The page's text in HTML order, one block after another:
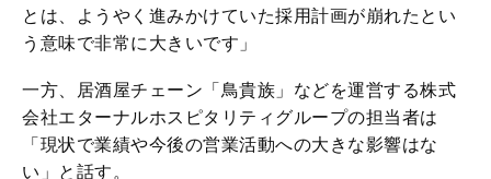
とは、ようやく進みかけていた採用計画が崩れたとい
う意味で非常に大きいです」
一方、居酒屋チェーン「鳥貴族」などを運営する株式
会社エターナルホスピタリティグループの担当者は
「現状で業績や今後の営業活動への大きな影響はな
い」と話す。